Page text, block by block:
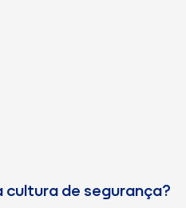
de segurança?